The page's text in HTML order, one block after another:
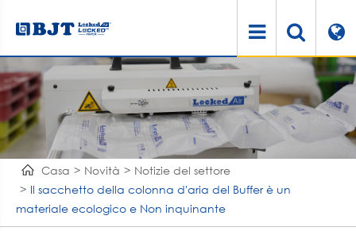
Casa Novità
Notizie del settore
Il sacchetto della colonna d'aria del Buffer è un
materiale ecologico e Non inquinante